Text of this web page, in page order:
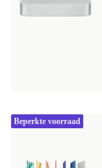
Beperkte voorraad